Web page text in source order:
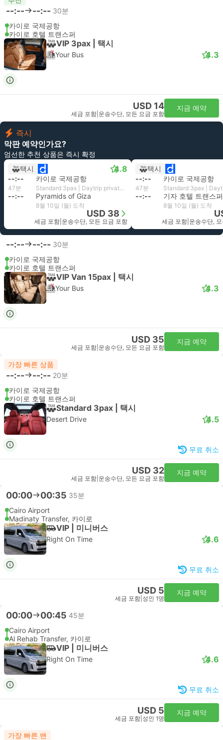
--:-- --:-- 30분
카이로 국제공항
카이로 호텔 트랜스퍼
VIP 3pax | 택시
Your Bus 4.3
USD 14
세금 포함 운송수단, 모든 요금 포함
지금 예약
즉시
막판 예약인가요?
엄선한 추천 상품은 즉시 확정
택시
4.8
--:-- 카이로 국제공항
47분 Standard 3pax | Daytrip private transfer with English speaking driver
--:-- Pyramids of Giza
8월 10일 (월) 도착
USD 38
세금 포함 운송수단, 모든 요금 포함
택시
--:--
카이로 국제공항
47분
--:-- 기자 호텔 트랜스퍼
8월 10일 (월) 도착
세금 포함 운송수단,
--:-- --:-- 30분
카이로 국제공항
카이로 호텔 트랜스퍼
VIP Van 15pax | 택시
Your Bus 4.3
USD 35
세금 포함 운송수단, 모든 요금 포함
지금 예약
가장 빠른 상품
--:-- --:-- 20분
카이로 국제공항
카이로 호텔 트랜스퍼
Standard 3pax | 택시
Desert Drive 4.5
무료 취소
USD 32
세금 포함 운송수단, 모든 요금 포함
지금 예약
00:00 00:35 35분
Cairo Airport
Madinaty Transfer, 카이로
VIP | 미니버스
Right On Time 4.6
무료 취소
USD 5
세금 포함 성인 1명
지금 예약
00:00 00:45 45분
Cairo Airport
Al Rehab Transfer, 카이로
VIP | 미니버스
Right On Time 4.6
무료 취소
USD 5
세금 포함 성인 1명
지금 예약
가장 빠른 밴